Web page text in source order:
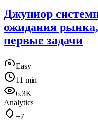
Джуниор
ожидания
первые задачи
Easy
11 min
6.3K
Analytics
+7